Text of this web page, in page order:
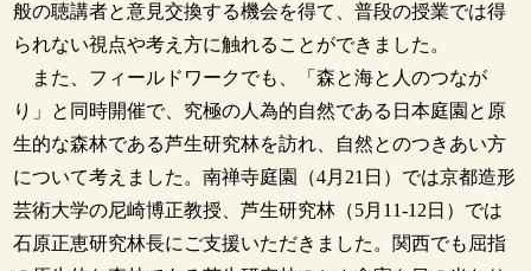
般の聴講者と意見交換する機会を得て、普段の授業では得
られない視点や考え方に触れることができました。
また、フィールドワークでも、「森と海と人のつなが
り」と同時開催で、究極の人為的自然である日本庭園と原
生的な森林である芦生研究林を訪れ、自然とのつきあい方
について考えました。南禅寺庭園（4月21日）では京都造形
芸術大学の尼崎博正教授、芦生研究林（5月11-12日）では
石原正恵研究林長にご支援いただきました。関西でも屈指